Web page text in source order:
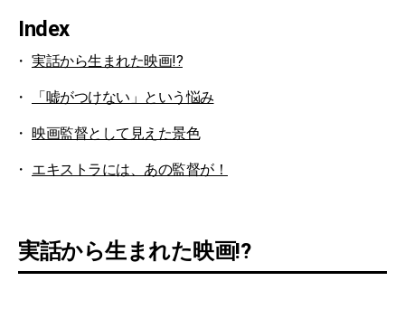
Index
実話から生まれた映画!?
「嘘がつけない」という悩み
映画監督として見えた景色
エキストラには、あの監督が！
実話から生まれた映画!?